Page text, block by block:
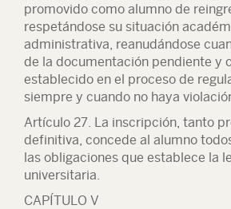
promovido como alumno de
respetándose su situación
administrativa, reanudándose
de la documentación pendiente y
establecido en el proceso de
siempre y cuando no haya
Artículo 27. La inscripción, tanto
definitiva, concede al alumno
las obligaciones que establece la
universitaria.
CAPÍTULO V